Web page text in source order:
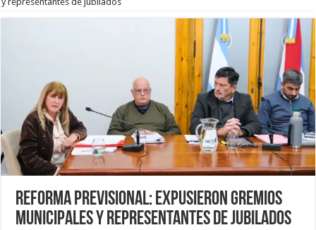
Reforma previsional: expusieron gremios
municipales y representantes de jubilados